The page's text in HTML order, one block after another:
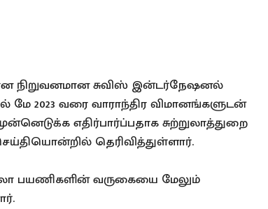
நிறுவனமான சுவிஸ் இன்டர்நேஷனல்
மே 2023 வரை வாராந்திர விமானங்களுடன்
எதிர்பார்ப்பதாக சுற்றுலாத்துறை
தெரிவித்துள்ளார்.
பயணிகளின் வருகையை மேலும்